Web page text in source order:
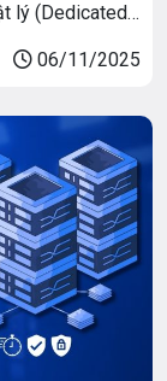
lý (Dedicated
06/11/2025